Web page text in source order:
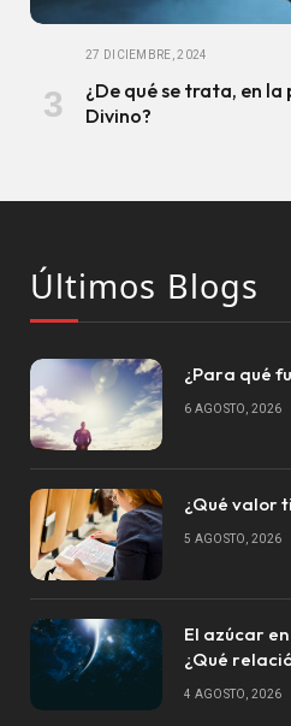
27 DICIEMBRE, 2024
¿De qué se trata, en
Divino?
Últimos Blogs
¿Para qué
6 AGOSTO, 2026
¿Qué valor
5 AGOSTO, 2026
El azúcar
¿Qué
4 AGOSTO, 2026